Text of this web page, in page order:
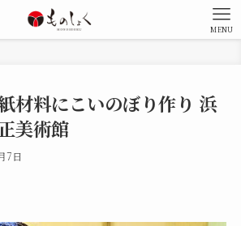
MENU
材料にこいのぼり作り 浜
美術館
7日